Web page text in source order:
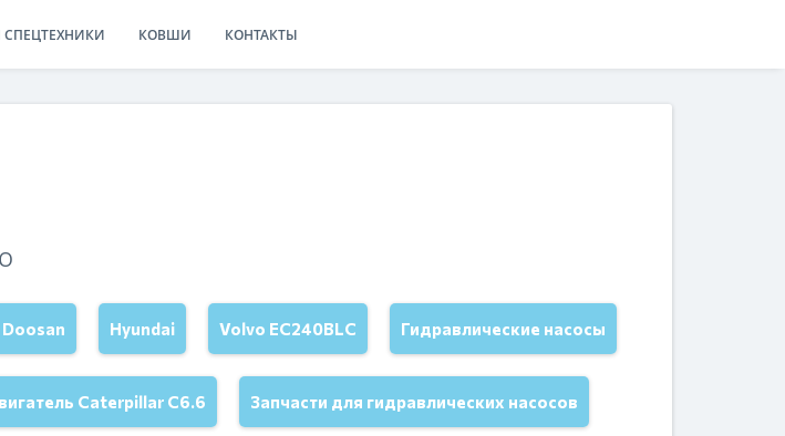
КОВШИ КОНТАКТЫ
Doosan Hyundai Volvo EC240BLC Гидравлические насосы
Caterpillar C6.6 Запчасти для гидравлических насосов